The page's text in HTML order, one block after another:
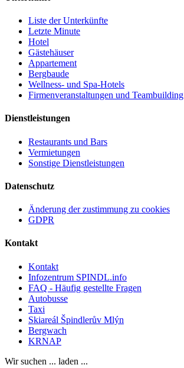
Liste der Unterkünfte
Letzte Minute
Hotel
Gästehäuser
Appartement
Bergbaude
Wellness- und Spa-Hotels
Firmenveranstaltungen und Teambuilding
Dienstleistungen
Restaurants und Bars
Vermietungen
Sonstige Dienstleistungen
Datenschutz
Änderung der zustimmung zu cookies
GDPR
Kontakt
Kontakt
Infozentrum SPINDL.info
FAQ - Häufig gestellte Fragen
Autobusse
Taxi
Skiareál Špindlerův Mlýn
Bergwach
KRNAP
Wir suchen ... laden ...